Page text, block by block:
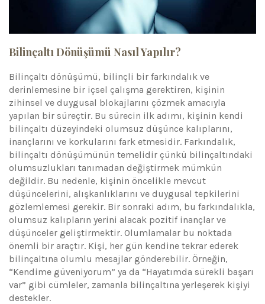
Bilinçaltı Dönüşümü Nasıl Yapılır?
Bilinçaltı dönüşümü, bilinçli bir farkındalık ve
derinlemesine bir içsel çalışma gerektiren, kişinin
zihinsel ve duygusal blokajlarını çözmek amacıyla
yapılan bir süreçtir. Bu sürecin ilk adımı, kişinin kendi
bilinçaltı düzeyindeki olumsuz düşünce kalıplarını,
inançlarını ve korkularını fark etmesidir. Farkındalık,
bilinçaltı dönüşümünün temelidir çünkü bilinçaltındaki
olumsuzlukları tanımadan değiştirmek mümkün
değildir. Bu nedenle, kişinin öncelikle mevcut
düşüncelerini, alışkanlıklarını ve duygusal tepkilerini
gözlemlemesi gerekir. Bir sonraki adım, bu farkındalıkla,
olumsuz kalıpların yerini alacak pozitif inançlar ve
düşünceler geliştirmektir. Olumlamalar bu noktada
önemli bir araçtır. Kişi, her gün kendine tekrar ederek
bilinçaltına olumlu mesajlar gönderebilir. Örneğin,
“Kendime güveniyorum” ya da “Hayatımda sürekli başarı
var” gibi cümleler, zamanla bilinçaltına yerleşerek kişiyi
destekler.